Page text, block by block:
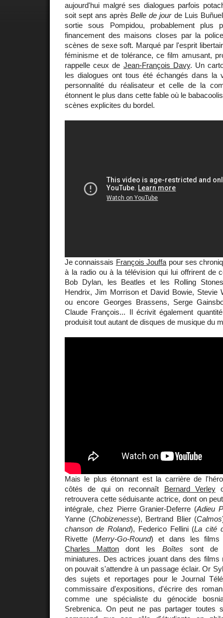
aujourd'hui malgré ses dialogues parfois
soit sept ans aprèsBelle de jourde Luis
sortie sous Pompidou, probablement plus
financement des maisons closes par la
scènes de sexe soft. Marqué par l'esprit
féminisme et de tolérance, ce film amusant,
rappelle ceux de Jean-François Davy. Un
les dialogues ont tous été échangés dans la
personnalité du réalisateur et celle de la
étonnent le plus dans cette fable où le
scènes explicites du bordel.
Je connaissais François Jouffa pour ses
à la radio ou à la télévision qui lui offrirent de
Bob Dylan, les Beatles et les Rolling
Hendrix, Jim Morrison et David Bowie, Stevie
ou encore Georges Brassens, Serge
Claude François... Il écrivit également
produisit tout autant de disques de musique du
Mais le plus étonnant est la carrière de
côtés de qui on reconnaît Bernard Verley
retrouvera cette séduisante actrice, dont on
intégrale, chez Pierre Granier-Deferre (Adieu
Yanne (Chobizenesse), Bertrand Blier (Calmos
chanson de Roland), Federico Fellini (La cité
Rivette (Merry-Go-Round) et dans les films
Charles Matton dont les Boîtes sont de
miniatures. Des actrices jouant dans des films
on pouvait s'attendre à un passage éclair. Or
des sujets et reportages pour le Journal
commissaire d'expositions, d'écrire des
comme une spécialiste du génocide
Srebrenica. On peut ne pas partager toutes